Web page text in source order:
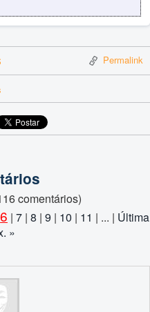
Permalink
comentários)
6 | 7 | 8 | 9 | 10 | 11 | ... | Última
»